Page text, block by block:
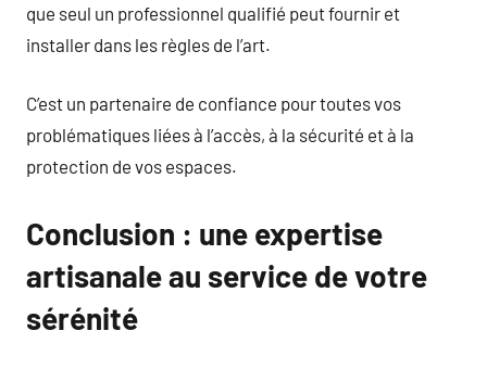
que seul un professionnel qualifié peut fournir et
installer dans les règles de l’art.
C’est un partenaire de confiance pour toutes vos
problématiques liées à l’accès, à la sécurité et à la
protection de vos espaces.
Conclusion : une expertise
artisanale au service de votre
sérénité